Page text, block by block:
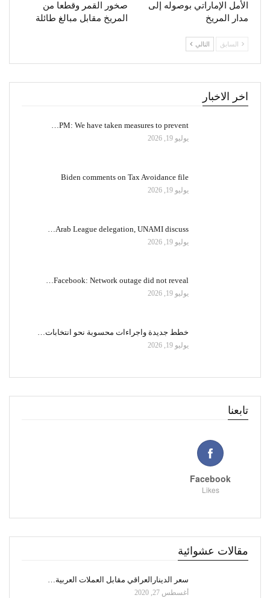
الأمل الإماراتي بوصوله إلى
مدار المريخ
صخور القمر وقطعا من
المريخ مقابل مبالغ طائلة
السابق التالي
اخر الاخبار
PM: We have taken measures to prevent…
يوليو 19, 2026
Biden comments on Tax Avoidance file
يوليو 19, 2026
Arab League delegation, UNAMI discuss…
يوليو 19, 2026
Facebook: Network outage did not reveal…
يوليو 19, 2026
خطط جديدة واجراءات محسوبة نحو انتخابات…
يوليو 19, 2026
تابعنا
Facebook
Likes
مقالات عشوائية
سعر الدينارالعراقي مقابل العملات العربية…
أغسطس 27, 2020